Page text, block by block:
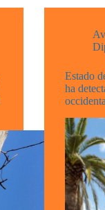
Estado
ha